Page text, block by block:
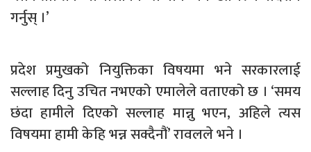
गर्नुस् ।’
प्रदेश प्रमुखको नियुक्तिका विषयमा भने सरकारलाई
सल्लाह दिनु उचित नभएको एमालेले वताएको छ । ‘समय
छंदा हामीले दिएको सल्लाह मान्नु भएन, अहिले त्यस
विषयमा हामी केहि भन्न सक्दैनौं’ रावलले भने ।